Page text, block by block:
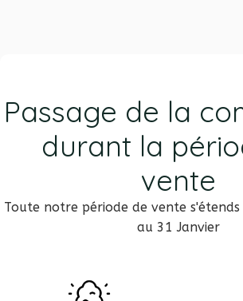
Passage de la
durant la
vente
Toute notre période de vente
au 31 Janvier